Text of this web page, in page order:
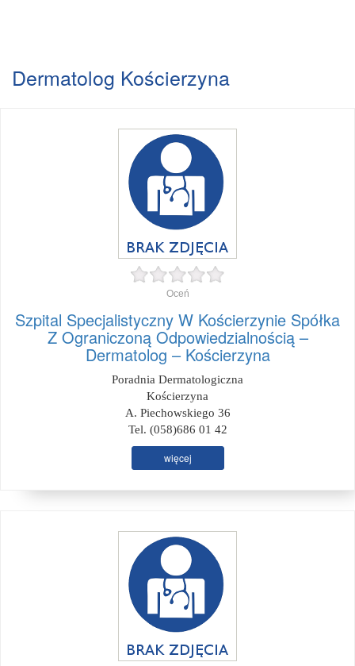
Dermatolog Kościerzyna
Oceń
Szpital Specjalistyczny W Kościerzynie Spółka
Z Ograniczoną Odpowiedzialnością –
Dermatolog – Kościerzyna
Poradnia Dermatologiczna
Kościerzyna
A. Piechowskiego 36
Tel. (058)686 01 42
więcej